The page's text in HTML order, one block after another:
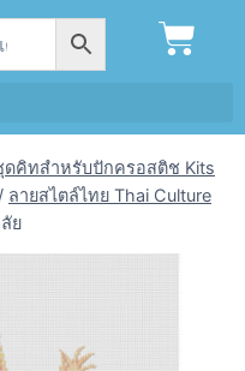
ดคิทสำหรับปักครอสติช Kits
/ ลายสไตล์ไทย Thai Culture
ย